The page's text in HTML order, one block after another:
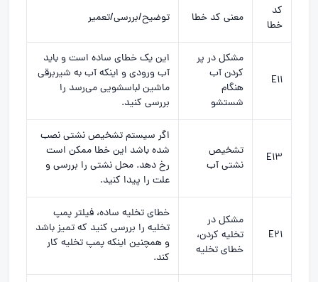
کد
خطا
معنی کد خطا توضیح/بررسی/تعمیر
E11
مشکل در پر
کردن آب
هنگام
شستشو
این یک خطای ساده است و باید
آب ورودی و اینکه آب به شیربرقی
ماشین لباسشویی می‌رسد را
بررسی کنید.
E13
تشخیص
نشتی آب
اگر سیستم تشخیص نشتی نصب
شده باشد این خطا ممکن است
رخ دهد. محل نشتی را بررسی و
علت را پیدا کنید.
E21
مشکل در
تخلیه کردن،
خطای تخلیه
خطای تخلیه ساده، فیلتر پمپ
تخلیه را بررسی کنید که تمیز باشد
و همچنین اینکه پمپ تخلیه کار
کند.